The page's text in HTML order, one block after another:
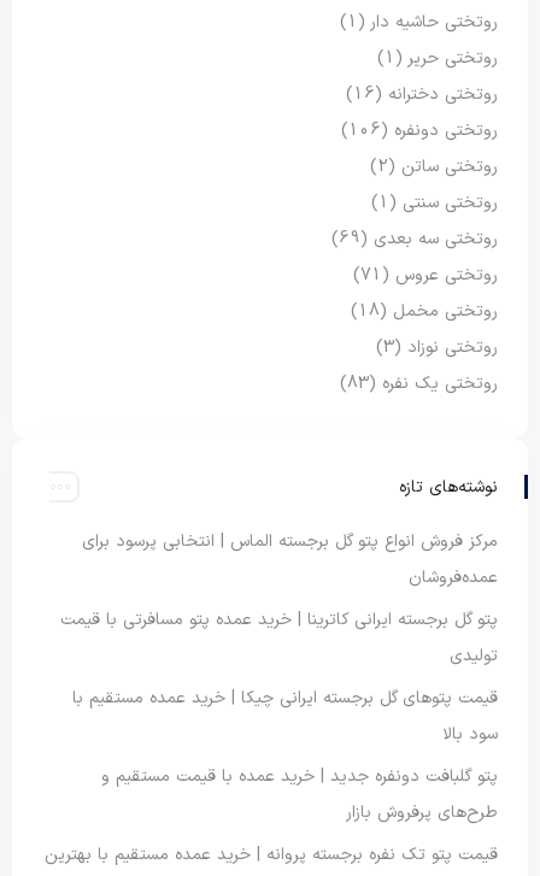
روتختی حاشیه دار (1)
روتختی حریر (1)
روتختی دخترانه (16)
روتختی دونفره (106)
روتختی ساتن (2)
روتختی سنتی (1)
روتختی سه بعدی (69)
روتختی عروس (71)
روتختی مخمل (18)
روتختی نوزاد (3)
روتختی یک نفره (83)
نوشته‌های تازه
مرکز فروش انواع پتو گل برجسته الماس | انتخابی پرسود برای
عمده‌فروشان
پتو گل برجسته ایرانی کاترینا | خرید عمده پتو مسافرتی با قیمت
تولیدی
قیمت پتوهای گل برجسته ایرانی چیکا | خرید عمده مستقیم با
سود بالا
پتو گلبافت دونفره جدید | خرید عمده با قیمت مستقیم و
طرح‌های پرفروش بازار
قیمت پتو تک نفره برجسته پروانه | خرید عمده مستقیم با بهترین